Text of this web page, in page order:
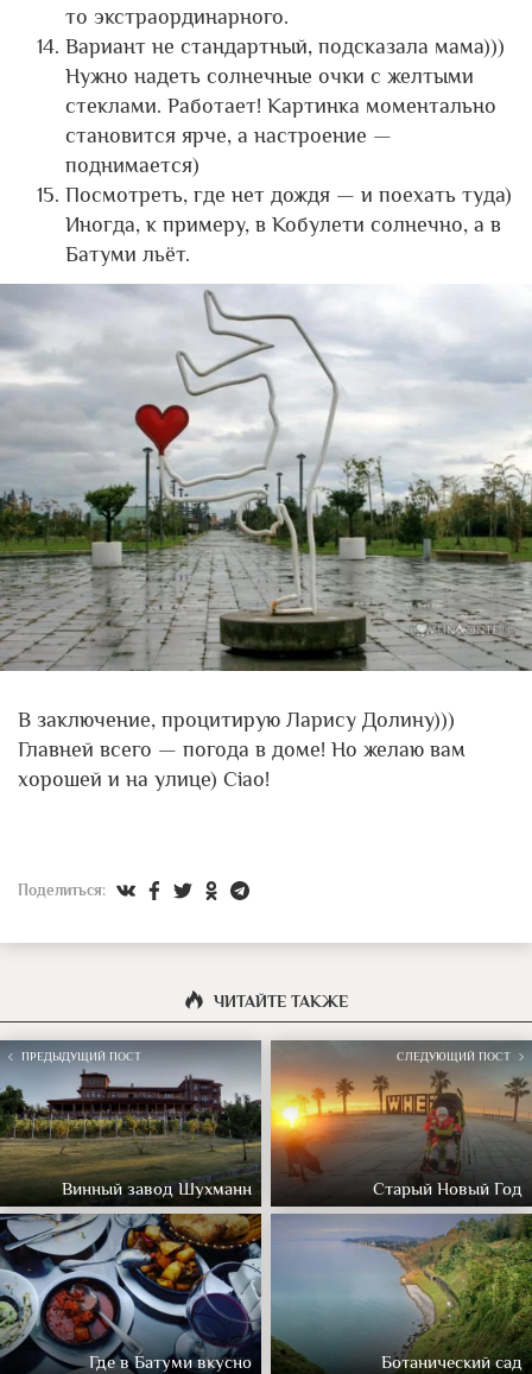
то экстраординарного.
Вариант не стандартный, подсказала мама)))
Нужно надеть солнечные очки с желтыми
стеклами. Работает! Картинка моментально
становится ярче, а настроение —
поднимается)
Посмотреть, где нет дождя — и поехать туда)
Иногда, к примеру, в Кобулети солнечно, а в
Батуми льёт.
В заключение, процитирую Ларису Долину)))
Главней всего — погода в доме! Но желаю вам
хорошей и на улице) Ciao!
Поделиться:
ЧИТАЙТЕ ТАКЖЕ
ПРЕДЫДУЩИЙ ПОСТ
Винный завод Шухманн
СЛЕДУЮЩИЙ ПОСТ
Старый Новый Год
Где в Батуми вкусно Ботанический сад